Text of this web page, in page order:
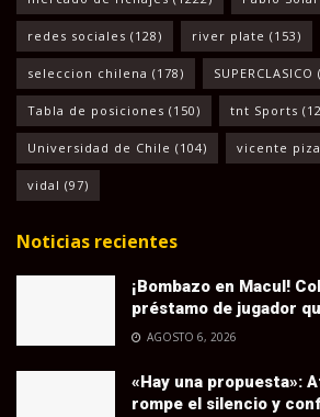
redes sociales (128) river plate (153)
seleccion chilena (178) SUPERCLASICO
Tabla de posiciones (150) tnt Sports
Universidad de Chile (104) vicente
vidal (97)
Noticias recientes
¡Bombazo en Macul!
préstamo de jugador
AGOSTO 6, 2026
«Hay una propuesta»:
rompe el silencio y